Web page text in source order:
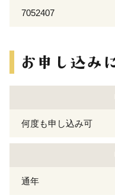
7052407
何度も申し込み可
通年